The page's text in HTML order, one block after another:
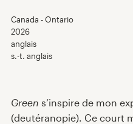
Canada - Ontario
2026
anglais
s.-t. anglais
Green s’inspire de mon
(deutéranopie). Ce court